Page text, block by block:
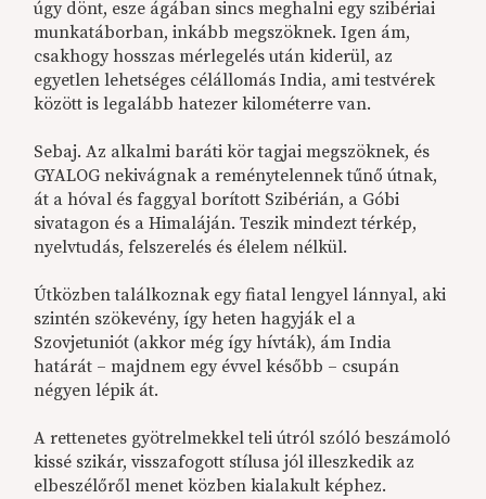
úgy dönt, esze ágában sincs meghalni egy szibériai
munkatáborban, inkább megszöknek. Igen ám,
csakhogy hosszas mérlegelés után kiderül, az
egyetlen lehetséges célállomás India, ami testvérek
között is legalább hatezer kilométerre van.
Sebaj. Az alkalmi baráti kör tagjai megszöknek, és
GYALOG nekivágnak a reménytelennek tűnő útnak,
át a hóval és faggyal borított Szibérián, a Góbi
sivatagon és a Himaláján. Teszik mindezt térkép,
nyelvtudás, felszerelés és élelem nélkül.
Útközben találkoznak egy fiatal lengyel lánnyal, aki
szintén szökevény, így heten hagyják el a
Szovjetuniót (akkor még így hívták), ám India
határát – majdnem egy évvel később – csupán
négyen lépik át.
A rettenetes gyötrelmekkel teli útról szóló beszámoló
kissé szikár, visszafogott stílusa jól illeszkedik az
elbeszélőről menet közben kialakult képhez.